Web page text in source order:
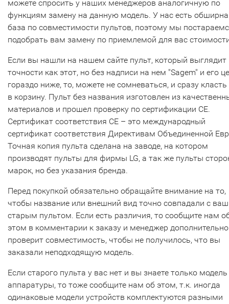
можете спросить у наших менеджеров аналогичную по
функциям замену на данную модель. У нас есть
база по совместимости пультов, поэтому мы
подобрать вам замену по приемлемой для вас
Если вы нашли на нашем сайте пульт, который выглядит
точности как этот, но без надписи на нем "Sagem" и его
гораздо ниже, то, можете не сомневаться, и сразу класть
в корзину. Пульт без названия изготовлен из
материалов и прошел проверку по сертификации CE.
Сертификат соответствия СЕ – это международный
сертификат соответствия Директивам Объединенной
Точная копия пульта сделана на заводе, на котором
производят пульты для фирмы LG, а так же пульты
марок, но без указания бренда.
Перед покупкой обязательно обращайте внимание на то,
чтобы название или внешний вид точно совпадали с
старым пультом. Если есть различия, то сообщите нам
этом в комментарии к заказу и менеджер дополнительно
проверит совместимость, чтобы не получилось, что вы
заказали неподходящую модель.
Если старого пульта у вас нет и вы знаете только модель
аппаратуры, то тоже сообщите нам об этом, т.к. иногда
одинаковые модели устройств комплектуются разными